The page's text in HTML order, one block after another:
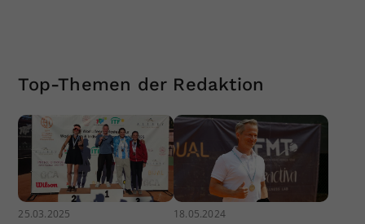
Top-Themen der Redaktion
25.03.2025 18.05.2024